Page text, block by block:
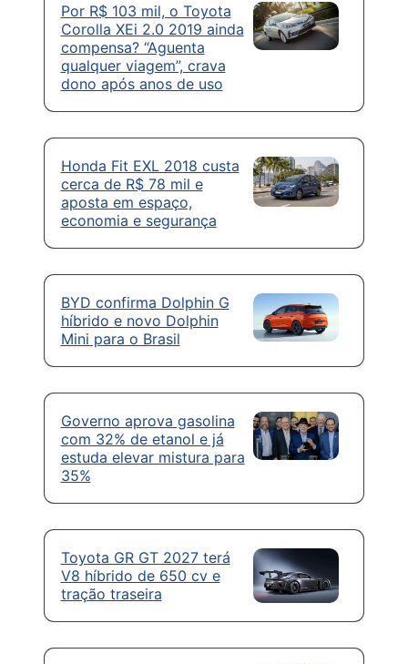
Por R$ 103 mil, o Toyota
Corolla XEi 2.0 2019 ainda
compensa? “Aguenta
qualquer viagem”, crava
dono após anos de uso
Honda Fit EXL 2018 custa
cerca de R$ 78 mil e
aposta em espaço,
economia e segurança
BYD confirma Dolphin G
híbrido e novo Dolphin
Mini para o Brasil
Governo aprova gasolina
com 32% de etanol e já
estuda elevar mistura para
35%
Toyota GR GT 2027 terá
V8 híbrido de 650 cv e
tração traseira